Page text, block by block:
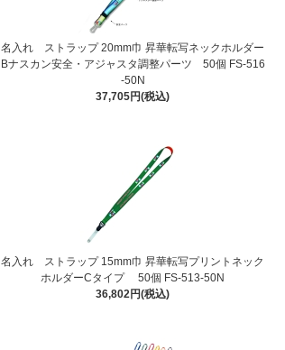
名入れ ストラップ 20mm巾 昇華転写ネックホルダー
Bナスカン安全・アジャスタ調整パーツ 50個 FS-516
-50N
37,705円(税込)
名入れ ストラップ 15mm巾 昇華転写プリントネック
ホルダーCタイプ 50個 FS-513-50N
36,802円(税込)